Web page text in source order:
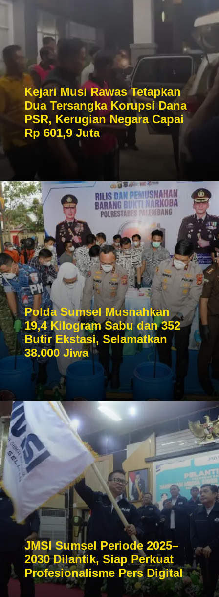
Kejari Musi Rawas Tetapkan
Dua Tersangka Korupsi Dana
PSR, Kerugian Negara Capai
Rp 601,9 Juta
Polda Sumsel Musnahkan
19,4 Kilogram Sabu dan 352
Butir Ekstasi, Selamatkan
38.000 Jiwa
JMSI Sumsel Periode 2025–
2030 Dilantik, Siap Perkuat
Profesionalisme Pers Digital